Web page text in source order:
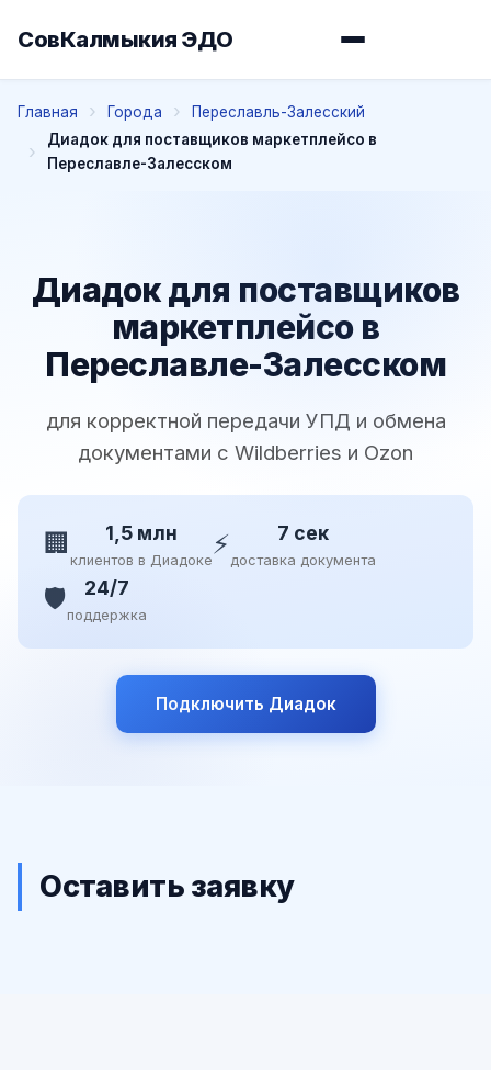
СовКалмыкия ЭДО
Главная Города
Переславль-Залесский
Диадок для поставщиков маркетплейсо в
Переславле-Залесском
Диадок для поставщиков
маркетплейсо в
Переславле-Залесском
для корректной передачи УПД и обмена
документами с Wildberries и Ozon
🏢 1,5 млн
клиентов в Диадоке⚡ 7 сек
доставка документа
🛡️ 24/7
поддержка
Подключить Диадок
Оставить заявку